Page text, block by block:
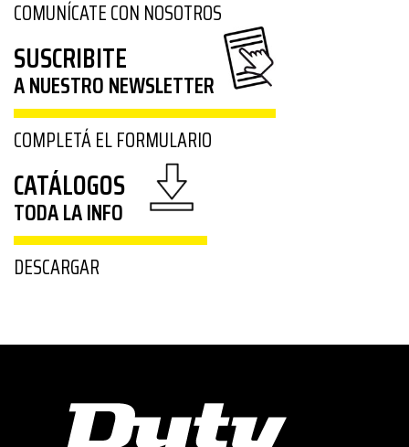
COMUNÍCATE CON NOSOTROS
SUSCRIBITE
A NUESTRO NEWSLETTER
COMPLETÁ EL FORMULARIO
CATÁLOGOS
TODA LA INFO
DESCARGAR